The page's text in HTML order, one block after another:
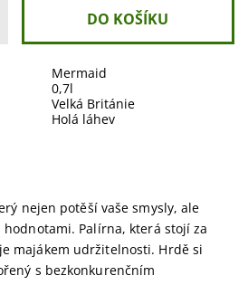
Mermaid
0,7l
Velká Británie
Holá láhev
nejen potěší vaše smysly, ale
Palírna, která stojí za
majákem udržitelnosti. Hrdě si
s bezkonkurenčním